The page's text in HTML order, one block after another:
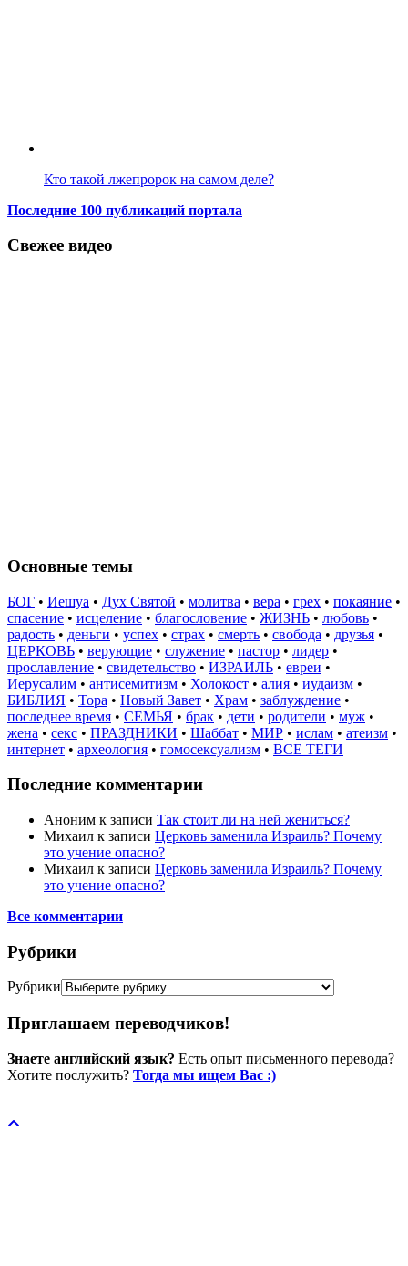
Кто такой лжепророк на самом деле?
Последние 100 публикаций портала
Свежее видео
Основные темы
БОГ • Иешуа • Дух Святой • молитва • вера • грех • покаяние •
спасение • исцеление • благословение • ЖИЗНЬ • любовь •
радость • деньги • успех • страх • смерть • свобода • друзья •
ЦЕРКОВЬ • верующие • служение • пастор • лидер •
прославление • свидетельство • ИЗРАИЛЬ • евреи •
Иерусалим • антисемитизм • Холокост • алия • иудаизм •
БИБЛИЯ • Тора • Новый Завет • Храм • заблуждение •
последнее время • СЕМЬЯ • брак • дети • родители • муж •
жена • секс • ПРАЗДНИКИ • Шаббат • МИР • ислам • атеизм •
интернет • археология • гомосексуализм • ВСЕ ТЕГИ
Последние комментарии
Аноним к записи Так стоит ли на ней жениться?
Михаил к записи Церковь заменила Израиль? Почему
это учение опасно?
Михаил к записи Церковь заменила Израиль? Почему
это учение опасно?
Все комментарии
Рубрики
Рубрики
Приглашаем переводчиков!
Знаете английский язык? Есть опыт письменного перевода?
Хотите послужить? Тогда мы ищем Вас :)